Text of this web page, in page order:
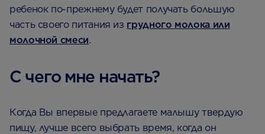
ребенок по-прежнему будет получать большую
часть своего питания из грудного молока или
молочной смеси.
С чего мне начать?
Когда Вы впервые предлагаете малышу твердую
пищу, лучше всего выбрать время, когда он